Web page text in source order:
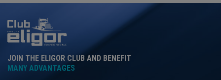
JOIN THE ELIGOR CLUB AND BENEFIT
MANY ADVANTAGES